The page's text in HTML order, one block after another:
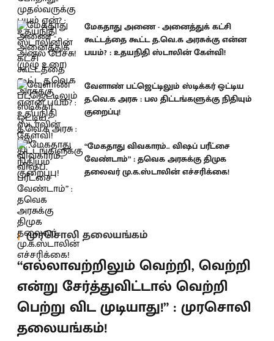
மேகதாது அணை - அனைத்துக் கட்சி
கூட்டத்தை கூட்ட த.வெ.க அரசுக்கு என்ன
பயம்? : உதயநிதி ஸ்டாலின் கேள்வி!
வேளாண் பட்ஜெட்டிலும் ஸ்டிக்கர் ஒட்டிய
த.வெ.க அரசு : பல திட்டங்களுக்கு நிதியும்
குறைப்பு!
“மேகதாது விவகாரம்.. விஷப் பரீட்சை
வேண்டாம்” : தவெக அரசுக்கு திமுக
தலைவர் மு.க.ஸ்டாலின் எச்சரிக்கை!
முரசொலி தலையங்கம்
“எல்லாவற்றிலும் வெற்றி, வெற்றி
என்று சேர்த்துவிட்டால் வெற்றி
பெற்று விட முடியாது!” : முரசொலி
தலையங்கம்!